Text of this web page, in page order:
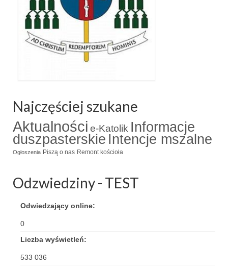
Wielki Czwartek 2019
Droga Krzyżowa w parafii św. Jakuba
Apostoła w Częstochowie 2019
Pielęgnacja drzew
Nasza parafia z lotu ptaka
Galerie 2018
Pasterka 2018
100 lecie Niepodległości
Najczęściej szukane
Aktualności e-Katolik Informacje
duszpasterskie Intencje mszalne
Ogłoszenia Piszą o nas Remont kościoła
Odzwiedziny - TEST
Odwiedzający online:
0
Liczba wyświetleń:
533 036